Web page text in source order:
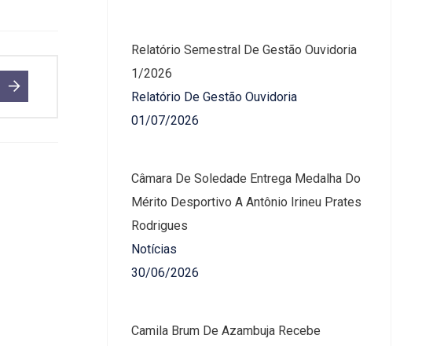
Relatório Semestral De Gestão Ouvidoria
1/2026
Relatório De Gestão Ouvidoria
01/07/2026
Câmara De Soledade Entrega Medalha Do
Mérito Desportivo A Antônio Irineu Prates
Rodrigues
Notícias
30/06/2026
Camila Brum De Azambuja Recebe